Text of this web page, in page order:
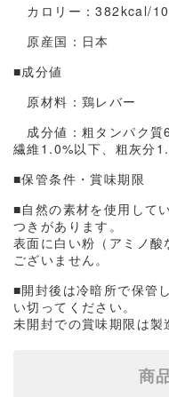
カロリー：382kcal/
原産国：日本
■成分値
原材料：鶏レバー
成分値：粗タンパク質
繊維1.0%以下、粗灰分
■保管条件・賞味期限
■自然の素材を使用して
つきがあります。
表面に白い粉（アミノ
ございません。
■開封後は冷暗所で保管
い切ってください。
未開封での賞味期限は製
商